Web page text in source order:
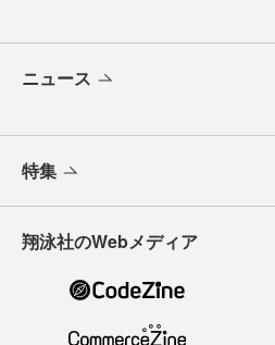
ニュース
特集
翔泳社のWebメディア